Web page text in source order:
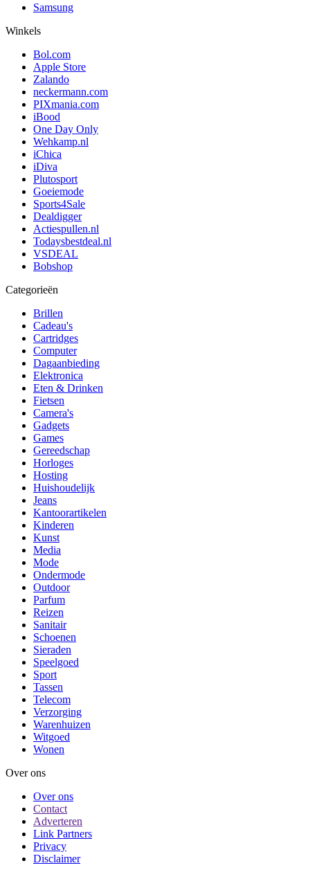
Samsung
Winkels
Bol.com
Apple Store
Zalando
neckermann.com
PIXmania.com
iBood
One Day Only
Wehkamp.nl
iChica
iDiva
Plutosport
Goeiemode
Sports4Sale
Dealdigger
Actiespullen.nl
Todaysbestdeal.nl
VSDEAL
Bobshop
Categorieën
Brillen
Cadeau's
Cartridges
Computer
Dagaanbieding
Elektronica
Eten & Drinken
Fietsen
Camera's
Gadgets
Games
Gereedschap
Horloges
Hosting
Huishoudelijk
Jeans
Kantoorartikelen
Kinderen
Kunst
Media
Mode
Ondermode
Outdoor
Parfum
Reizen
Sanitair
Schoenen
Sieraden
Speelgoed
Sport
Tassen
Telecom
Verzorging
Warenhuizen
Witgoed
Wonen
Over ons
Over ons
Contact
Adverteren
Link Partners
Privacy
Disclaimer